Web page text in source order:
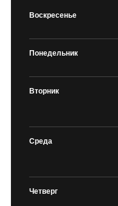
Воскресенье
Понедельник
Вторник
Среда
Четверг